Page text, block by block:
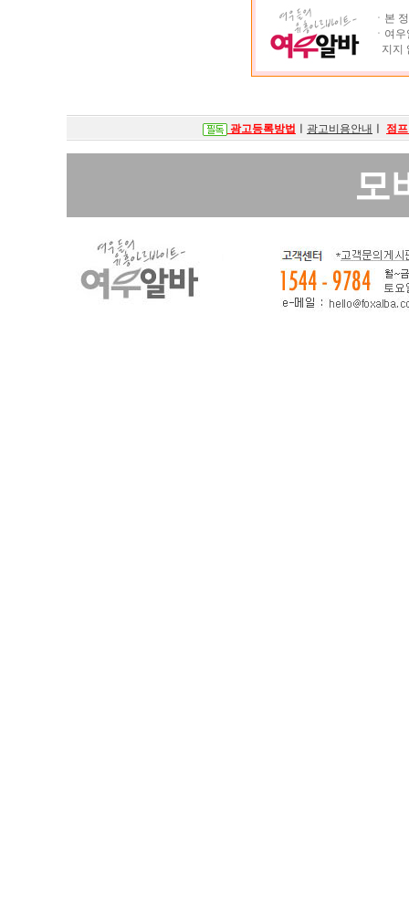
ㆍ본
ㆍ여
지지
광고등록방법 광고비용안내 점
모